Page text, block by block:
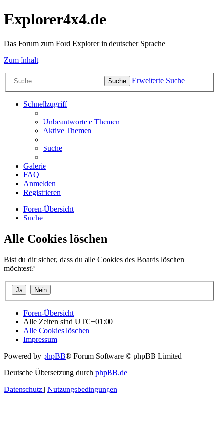
Explorer4x4.de
Das Forum zum Ford Explorer in deutscher Sprache
Zum Inhalt
Suche Erweiterte Suche
Schnellzugriff
Unbeantwortete Themen
Aktive Themen
Suche
Galerie
FAQ
Anmelden
Registrieren
Foren-Übersicht
Suche
Alle Cookies löschen
Bist du dir sicher, dass du alle Cookies des Boards löschen
möchtest?
Foren-Übersicht
Alle Zeiten sind UTC+01:00
Alle Cookies löschen
Impressum
Powered by phpBB® Forum Software © phpBB Limited
Deutsche Übersetzung durch phpBB.de
Datenschutz | Nutzungsbedingungen